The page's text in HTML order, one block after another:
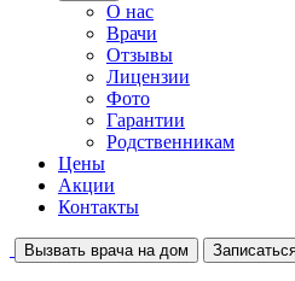
О нас
Врачи
Отзывы
Лицензии
Фото
Гарантии
Родственникам
Цены
Акции
Контакты
Вызвать врача на дом